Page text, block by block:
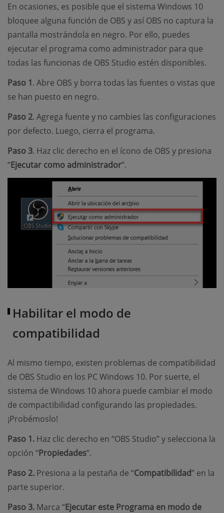
En ocasiones, es posible que el sistema Windows 10
bloquee alguna función de OBS y así OBS no captura la
pantalla mostrándola en negro. Por ello, puedes
ejecutar el programa como administrador para que
todas las funcionas de OBS Studio estén disponibles.
Paso 1. Abre OBS y borra todas las fuentes o vistas que
se han puesto en negro.
Paso 2. Agrega fuente y no cambies las configuraciones
por defecto. Luego, cierra el programa.
Paso 3. Haz clic derecho en el ícono de OBS y presiona
“Ejecutar como administrador”.
Habilitar el modo de
compatibilidad
Al mismo tiempo, existen problemas de compatibilidad
de OBS Studio en los PC Windows 10. Por suerte, el
sistema de Windows 10 ahora puede cambiar el modo
de compactibilidad configurando las propiedades.
¡Probémoslo!
Paso 1. Haz clic derecho en “OBS Studio” y selecciona la
opción “Propiedades”.
Paso 2. Presiona a la pestaña de “Compatibilidad” en la
parte superior.
Paso 3. Marca “Ejecutar este Programa en modo de